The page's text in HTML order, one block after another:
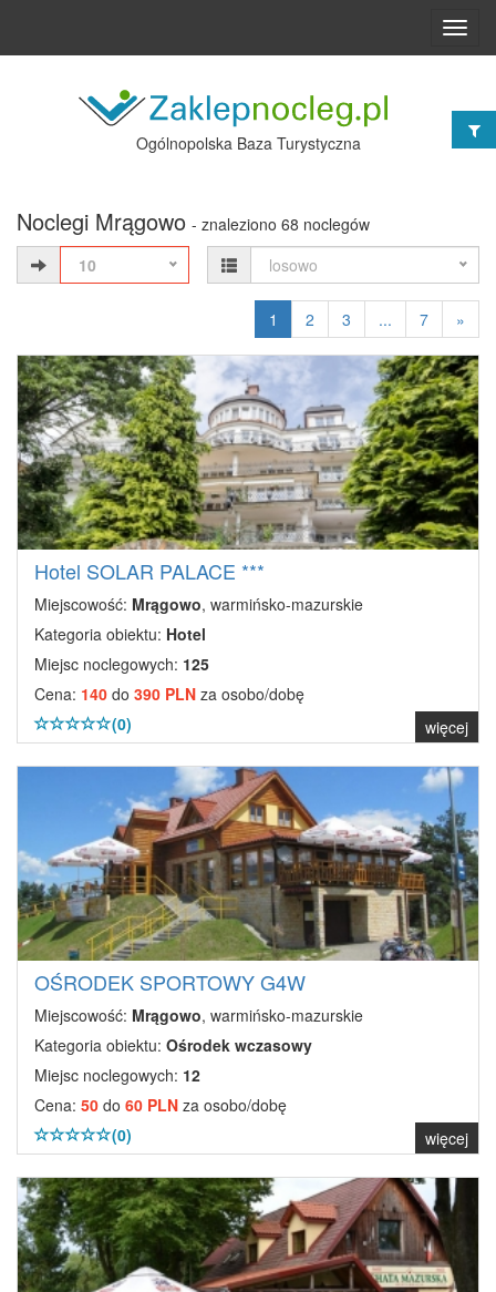
Ogólnopolska Baza Turystyczna
Noclegi Mrągowo - znaleziono 68 noclegów
10
losowo
1 2 3 ... 7 »
Hotel SOLAR PALACE ***
Miejscowość: Mrągowo, warmińsko-mazurskie
Kategoria obiektu: Hotel
Miejsc noclegowych: 125
Cena: 140 do 390 PLN za osobo/dobę
(0)
więcej
OŚRODEK SPORTOWY G4W
Miejscowość: Mrągowo, warmińsko-mazurskie
Kategoria obiektu: Ośrodek wczasowy
Miejsc noclegowych: 12
Cena: 50 do 60 PLN za osobo/dobę
(0)
więcej